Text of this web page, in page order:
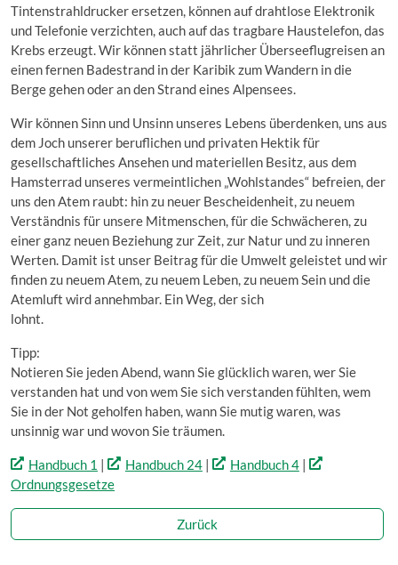
Tintenstrahldrucker ersetzen, können auf drahtlose Elektronik
und Telefonie verzichten, auch auf das tragbare Haustelefon, das
Krebs erzeugt. Wir können statt jährlicher Überseeflugreisen an
einen fernen Badestrand in der Karibik zum Wandern in die
Berge gehen oder an den Strand eines Alpensees.
Wir können Sinn und Unsinn unseres Lebens überdenken, uns aus
dem Joch unserer beruflichen und privaten Hektik für
gesellschaftliches Ansehen und materiellen Besitz, aus dem
Hamsterrad unseres vermeintlichen „Wohlstandes“ befreien, der
uns den Atem raubt: hin zu neuer Bescheidenheit, zu neuem
Verständnis für unsere Mitmenschen, für die Schwächeren, zu
einer ganz neuen Beziehung zur Zeit, zur Natur und zu inneren
Werten. Damit ist unser Beitrag für die Umwelt geleistet und wir
finden zu neuem Atem, zu neuem Leben, zu neuem Sein und die
Atemluft wird annehmbar. Ein Weg, der sich
lohnt.
Tipp:
Notieren Sie jeden Abend, wann Sie glücklich waren, wer Sie
verstanden hat und von wem Sie sich verstanden fühlten, wem
Sie in der Not geholfen haben, wann Sie mutig waren, was
unsinnig war und wovon Sie träumen.
Handbuch 1 | Handbuch 24| Handbuch 4|
Ordnungsgesetze
Zurück